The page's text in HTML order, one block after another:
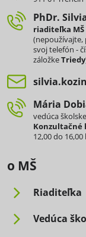
PhDr​.
riaditeľka MŠ
(nepoužívajte,
svoj telefón -
záložkeTriedy
Mária
vedúca
Konzultačné
12,00 do
o MŠ
Riaditeľka
Vedúca